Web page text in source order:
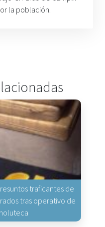
la población.
traficantes de
tras operativo de